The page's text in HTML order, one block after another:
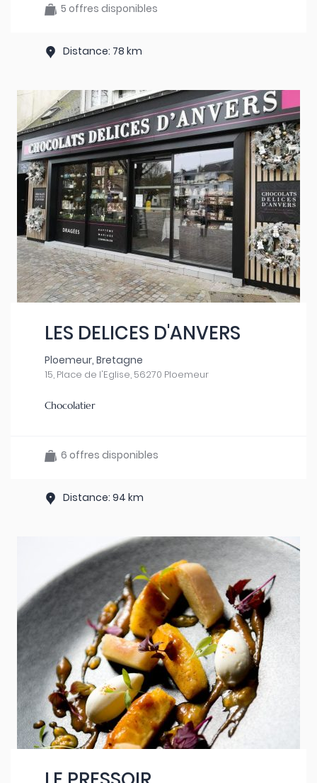
5 offres disponibles
Distance: 78 km
LES DELICES D'ANVERS
Ploemeur, Bretagne
15, Place de l'Eglise, 56270 Ploemeur
Chocolatier
6 offres disponibles
Distance: 94 km